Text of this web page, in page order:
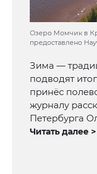
Озеро Момчик в
предоставлено
Зима —
подводят
принёс
журналу
Петербурга
Читать далее >